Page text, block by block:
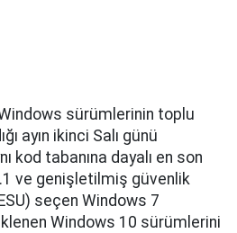
sürümlerinin toplu
ayın ikinci Salı günü
kod tabanına dayalı en son
ve genişletilmiş güvenlik
seçen Windows 7
Windows 10 sürümlerini